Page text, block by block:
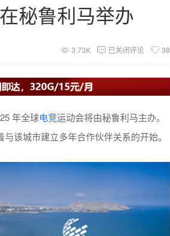
秘鲁利马举办
3.73K 已关闭评论 38
年全球电竞运动会将由秘鲁利马主办。
该城市建立多年合作伙伴关系的开始。